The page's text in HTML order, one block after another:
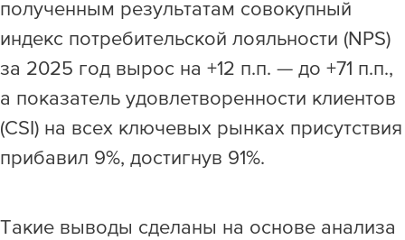
Раскрытие информации
ЕвроХим
полученным результатам совокупный
индекс потребительской лояльности (NPS)
за 2025 год вырос на +12 п.п. — до +71 п.п.,
а показатель удовлетворенности клиентов
(CSI) на всех ключевых рынках присутствия
прибавил 9%, достигнув 91%.
Такие выводы сделаны на основе анализа